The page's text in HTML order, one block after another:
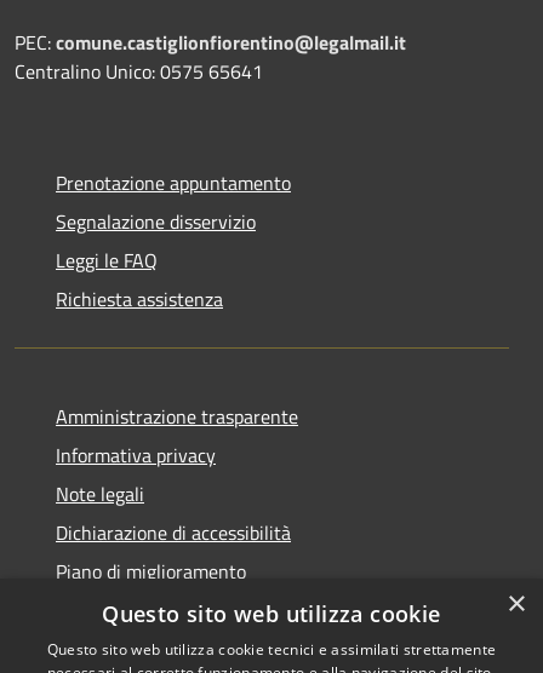
PEC:comune.castiglionfiorentino@legalmail.it
Centralino Unico: 0575 65641
Prenotazione appuntamento
Segnalazione disservizio
Leggi le FAQ
Richiesta assistenza
Amministrazione trasparente
Informativa privacy
Note legali
Dichiarazione di accessibilità
Piano di miglioramento
×
Questo sito web utilizza cookie
Questo sito web utilizza cookie tecnici e assimilati strettamente